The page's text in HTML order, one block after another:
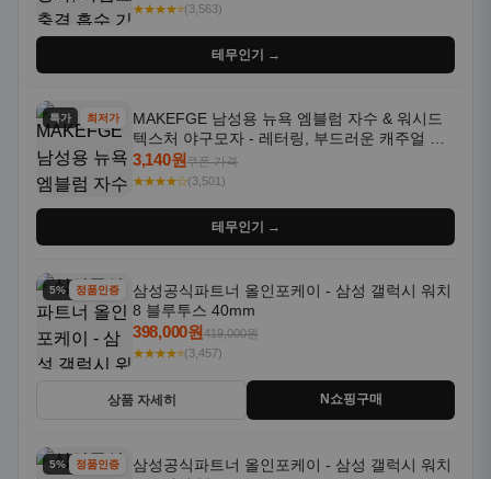
★★★★⭐(3,563)
테무인기 →
특가 최저가
MAKEFGE 남성용 뉴욕 엠블럼 자수 & 워시드
텍스처 야구모자 - 레터링, 부드러운 캐주얼 모
자, NYC 스타일
3,140원쿠폰 가격
★★★★☆(3,501)
테무인기 →
5% 할인정품인증
삼성공식파트너 올인포케이 - 삼성 갤럭시 워치
8 블루투스 40mm
398,000원419,000원
★★★★⭐(3,457)
상품 자세히 N쇼핑구매
5% 할인정품인증
삼성공식파트너 올인포케이 - 삼성 갤럭시 워치